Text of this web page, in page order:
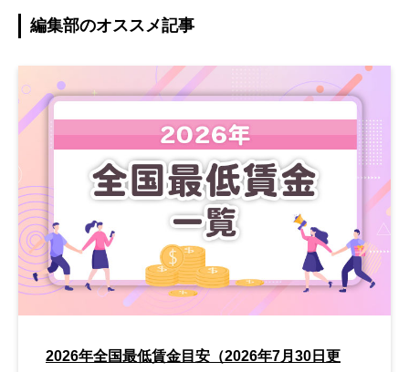
編集部のオススメ記事
2026年全国最低賃金目安（2026年7月30日更